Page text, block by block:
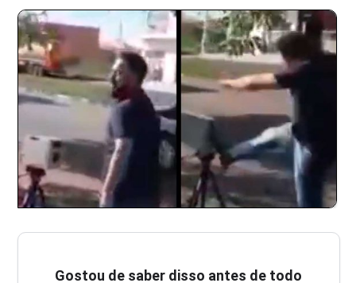
Gostou de saber disso antes de todo